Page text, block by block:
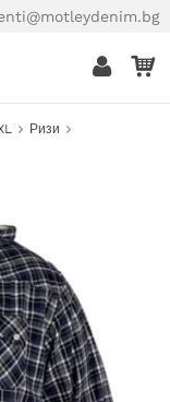
Ризи